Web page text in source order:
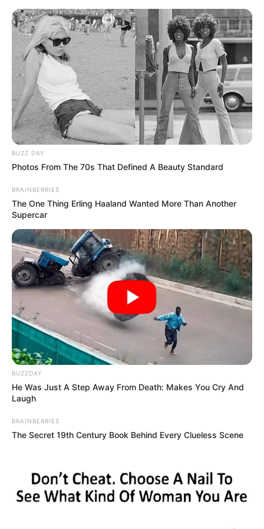
BUZZ DAY
Photos From The 70s That Defined A Beauty Standard
BRAINBERRIES
The One Thing Erling Haaland Wanted More Than Another
Supercar
BUZZDAY
He Was Just A Step Away From Death: Makes You Cry And
Laugh
BRAINBERRIES
The Secret 19th Century Book Behind Every Clueless Scene